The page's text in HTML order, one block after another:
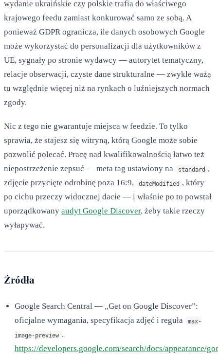
wydanie ukraińskie czy polskie trafia do właściwego
krajowego feedu zamiast konkurować samo ze sobą. A
ponieważ GDPR ogranicza, ile danych osobowych Google
może wykorzystać do personalizacji dla użytkowników z
UE, sygnały po stronie wydawcy — autorytet tematyczny,
relacje obserwacji, czyste dane strukturalne — zwykle ważą
tu względnie więcej niż na rynkach o luźniejszych normach
zgody.
Nic z tego nie gwarantuje miejsca w feedzie. To tylko
sprawia, że stajesz się witryną, którą Google może sobie
pozwolić polecać. Pracę nad kwalifikowalnością łatwo też
niepostrzeżenie zepsuć — meta tag ustawiony na
standard ,
zdjęcie przycięte odrobinę poza 16:9,
dateModified , który
po cichu przeczy widocznej dacie — i właśnie po to powstał
uporządkowany audyt Google Discover, żeby takie rzeczy
wyłapywać.
Źródła
Google Search Central — „Get on Google Discover”:
oficjalne wymagania, specyfikacja zdjęć i reguła
max-
image-preview .
https://developers.google.com/search/docs/appearance/